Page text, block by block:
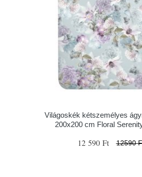
Világoskék kétszemélyes
200x200 cm Floral
12 590 Ft 12590